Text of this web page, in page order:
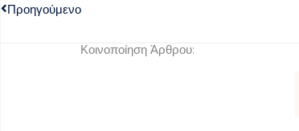
Προηγούμενο
Κοινοποίηση Άρθρου: